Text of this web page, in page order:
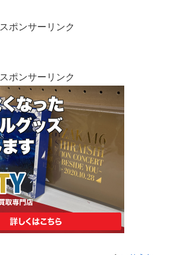
スポンサーリンク
スポンサーリンク